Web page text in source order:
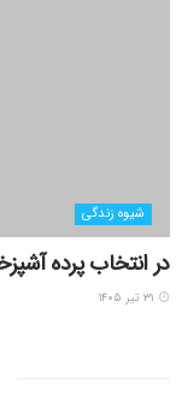
شیوه زندگی
در انتخاب پرده